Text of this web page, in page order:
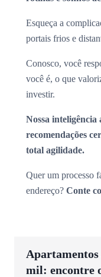
Esqueça a
portais frios e
Conosco, você
você é, o que
investir.
Nossa
recomendações
total agilidade.
Quer um processo
endereço? Conte
mil: encontre